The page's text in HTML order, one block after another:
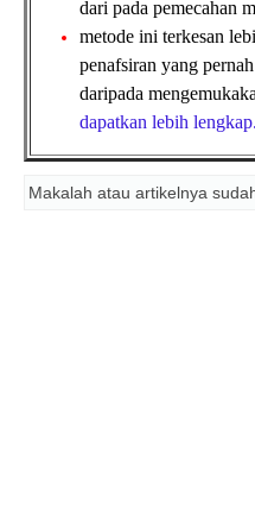
dari pada pemecahan
metode ini terkesan
penafsiran yang
daripada
dapatkan lebih lengkap.
Makalah atau artikelnya